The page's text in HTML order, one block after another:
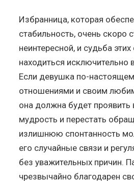
Избранница, которая
стабильность, очень скоро
неинтересной, и судьба
находиться исключительно
Если девушка по-
отношениями и своим
она должна будет
мудрость и перестать
излишнюю спонтанность
его случайные связи и
без уважительных причин.
чрезвычайно благодарен